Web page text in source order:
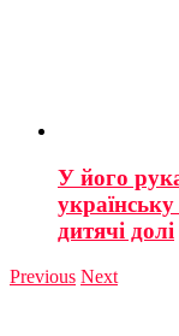
У його
дитячі долі
Previous Next